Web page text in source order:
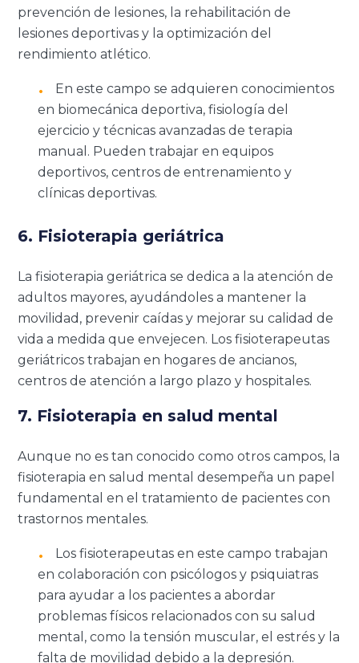
prevención de lesiones, la rehabilitación de
lesiones deportivas y la optimización del
rendimiento atlético.
En este campo se adquieren conocimientos
en biomecánica deportiva, fisiología del
ejercicio y técnicas avanzadas de terapia
manual. Pueden trabajar en equipos
deportivos, centros de entrenamiento y
clínicas deportivas.
6. Fisioterapia geriátrica
La fisioterapia geriátrica se dedica a la atención de
adultos mayores, ayudándoles a mantener la
movilidad, prevenir caídas y mejorar su calidad de
vida a medida que envejecen. Los fisioterapeutas
geriátricos trabajan en hogares de ancianos,
centros de atención a largo plazo y hospitales.
7. Fisioterapia en salud mental
Aunque no es tan conocido como otros campos, la
fisioterapia en salud mental desempeña un papel
fundamental en el tratamiento de pacientes con
trastornos mentales.
Los fisioterapeutas en este campo trabajan
en colaboración con psicólogos y psiquiatras
para ayudar a los pacientes a abordar
problemas físicos relacionados con su salud
mental, como la tensión muscular, el estrés y la
falta de movilidad debido a la depresión.